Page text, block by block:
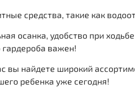
средства, такие как
осанка, удобство при
важен!
вы найдете широкий
ребенка уже сегодня!